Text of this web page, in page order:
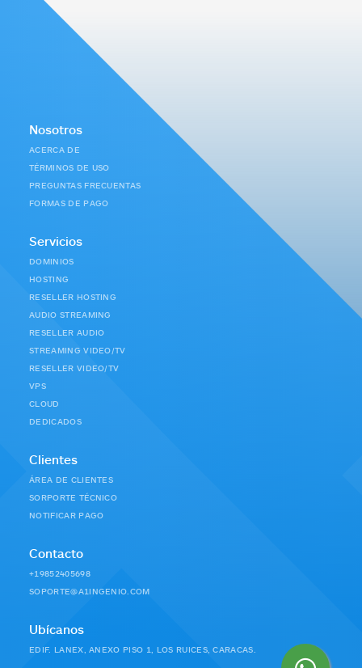
Nosotros
ACERCA DE
TÉRMINOS DE USO
PREGUNTAS FRECUENTAS
FORMAS DE PAGO
Servicios
DOMINIOS
HOSTING
RESELLER HOSTING
AUDIO STREAMING
RESELLER AUDIO
STREAMING VIDEO/TV
RESELLER VIDEO/TV
VPS
CLOUD
DEDICADOS
Clientes
ÁREA DE CLIENTES
SORPORTE TÉCNICO
NOTIFICAR PAGO
Contacto
+19852405698
SOPORTE@A1INGENIO.COM
Ubícanos
EDIF. LANEX, ANEXO PISO 1, LOS RUICES, CARACAS.